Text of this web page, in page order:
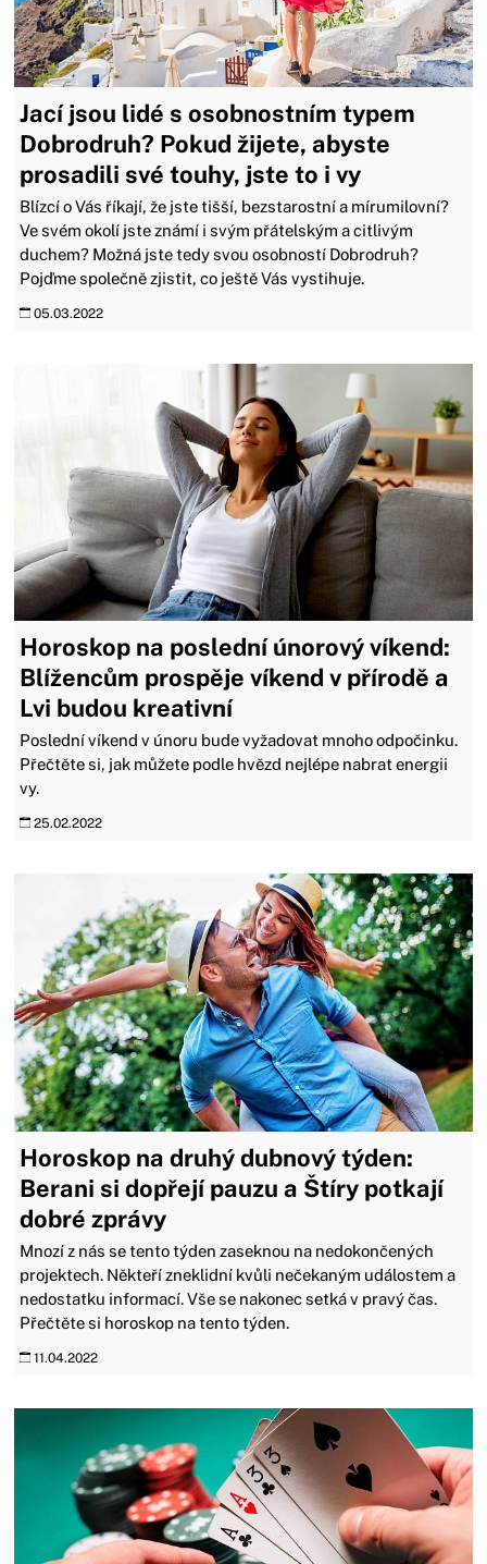
Jací jsou lidé s osobnostním typem
Dobrodruh? Pokud žijete, abyste
prosadili své touhy, jste to i vy
Blízcí o Vás říkají, že jste tišší, bezstarostní a mírumilovní?
Ve svém okolí jste známí i svým přátelským a citlivým
duchem? Možná jste tedy svou osobností Dobrodruh?
Pojďme společně zjistit, co ještě Vás vystihuje.
05.03.2022
Horoskop na poslední únorový víkend:
Blížencům prospěje víkend v přírodě a
Lvi budou kreativní
Poslední víkend v únoru bude vyžadovat mnoho odpočinku.
Přečtěte si, jak můžete podle hvězd nejlépe nabrat energii
vy.
25.02.2022
Horoskop na druhý dubnový týden:
Berani si dopřejí pauzu a Štíry potkají
dobré zprávy
Mnozí z nás se tento týden zaseknou na nedokončených
projektech. Někteří zneklidní kvůli nečekaným událostem a
nedostatku informací. Vše se nakonec setká v pravý čas.
Přečtěte si horoskop na tento týden.
11.04.2022